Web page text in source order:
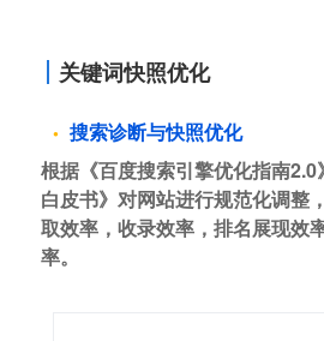
关键词快照优化
搜索诊断与快照优化
根据《百度搜索引擎优化指南
白皮书》对网站进行规范化调整
取效率，收录效率，排名展现效
率。